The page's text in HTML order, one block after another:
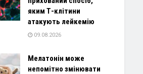
яким Т-клітини
атакують лейкемію
09.08.2026
Мелатонін може
непомітно змінювати